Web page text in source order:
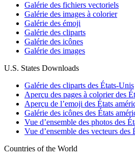
Galérie des fichiers vectoriels
Galérie des images à colorier
Galérie des émoji
Galérie des cliparts
Galérie des icônes
Galérie des images
U.S. States Downloads
Galérie des cliparts des États-Unis
Aperçu des pages à colorier des
Aperçu de l’emoji des États
Galérie des icônes des États
Vue d’ensemble des photos des
Vue d’ensemble des vecteurs des
Countries of the World